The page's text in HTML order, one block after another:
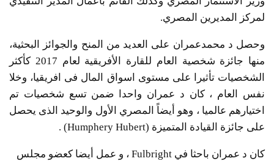
لمركز المديرين المصري.
وحصل د محمدعمران على العديد من المنح والجوائز البحثية،
منها جائزة شخصية العام للقارة الأفريقية لعام 2017 كأكثر
الشخصيات تأثيرا على مستوى اسواق المال فى افريقيا، وخلا
نفس العام ، كان د عمران واحدا ضمن تسع شخصيات تم
اختيارهم عالميا ، وهو أيضاً المصري الأول والوحيد الذى يحصل
على جائزة القيادة المتميزة (Humphery Hubert) .
كان د عمران باحثا في Fulbright ، و عمل أيضا كعضو مجلس